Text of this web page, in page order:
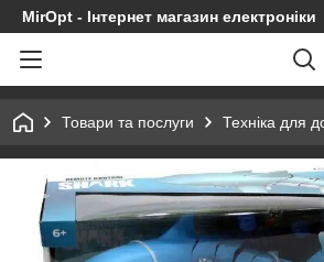
MirOpt - Інтернет магазин електроніки
Товари та послуги Техніка для